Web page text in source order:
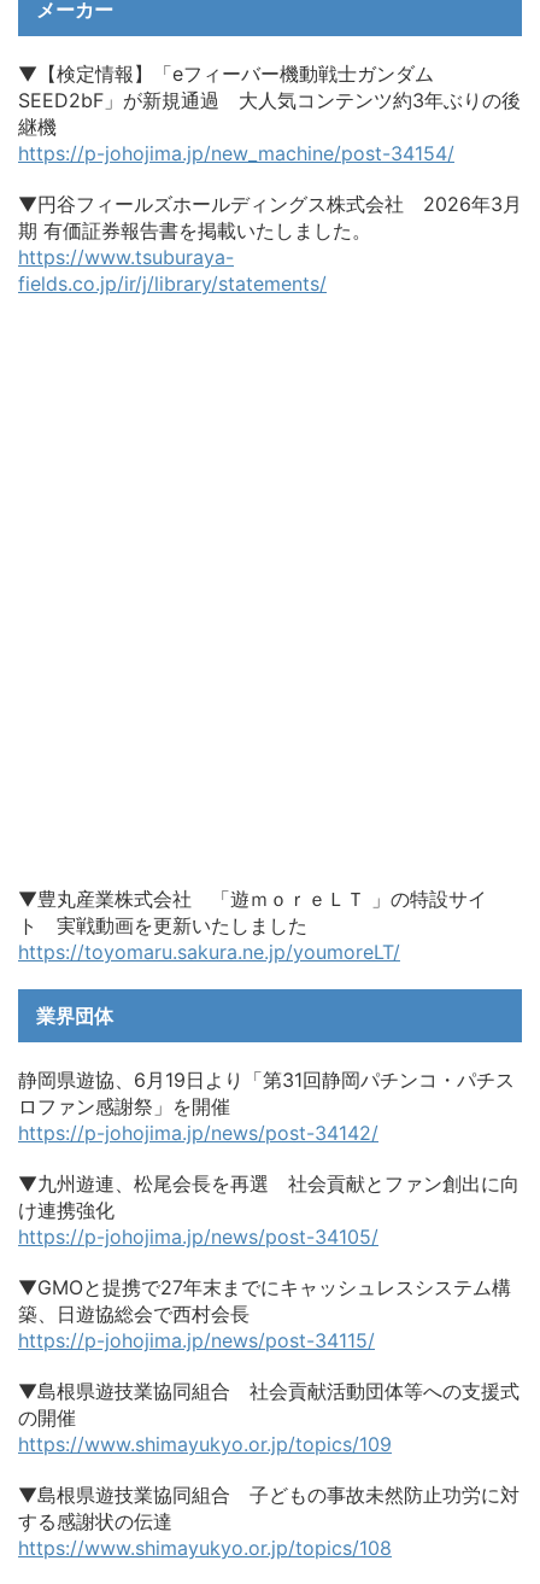
メーカー
▼【検定情報】「eフィーバー機動戦士ガンダム
SEED2bF」が新規通過 大人気コンテンツ約3年ぶりの後
継機
https://p-johojima.jp/new_machine/post-34154/
▼円谷フィールズホールディングス株式会社 2026年3月
期 有価証券報告書を掲載いたしました。
https://www.tsuburaya-
fields.co.jp/ir/j/library/statements/
▼豊丸産業株式会社 「遊ｍｏｒｅＬＴ 」の特設サイ
ト 実戦動画を更新いたしました
https://toyomaru.sakura.ne.jp/youmoreLT/
業界団体
静岡県遊協、6月19日より「第31回静岡パチンコ・パチス
ロファン感謝祭」を開催
https://p-johojima.jp/news/post-34142/
▼九州遊連、松尾会長を再選 社会貢献とファン創出に向
け連携強化
https://p-johojima.jp/news/post-34105/
▼GMOと提携で27年末までにキャッシュレスシステム構
築、日遊協総会で西村会長
https://p-johojima.jp/news/post-34115/
▼島根県遊技業協同組合 社会貢献活動団体等への支援式
の開催
https://www.shimayukyo.or.jp/topics/109
▼島根県遊技業協同組合 子どもの事故未然防止功労に対
する感謝状の伝達
https://www.shimayukyo.or.jp/topics/108